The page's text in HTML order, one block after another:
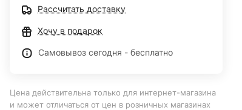
Рассчитать доставку
Хочу в подарок
Самовывоз сегодня - бесплатно
Цена действительна только для интернет-магазина
и может отличаться от цен в розничных магазинах